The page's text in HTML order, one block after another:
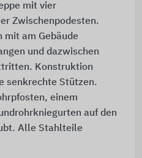
mit vier
Zwischenpodesten.
mit am Gebäude
und dazwischen
Konstruktion
senkrechte Stützen.
einem
auf den
Alle Stahlteile